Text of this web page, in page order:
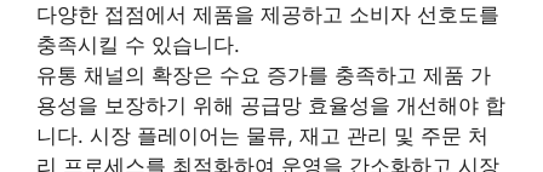
다양한 접점에서 제품을 제공하고 소비자 선호도를
충족시킬 수 있습니다.
유통 채널의 확장은 수요 증가를 충족하고 제품 가
용성을 보장하기 위해 공급망 효율성을 개선해야 합
니다. 시장 플레이어는 물류, 재고 관리 및 주문 처
리 프로세스를 최적화하여 운영을 간소화하고 시장